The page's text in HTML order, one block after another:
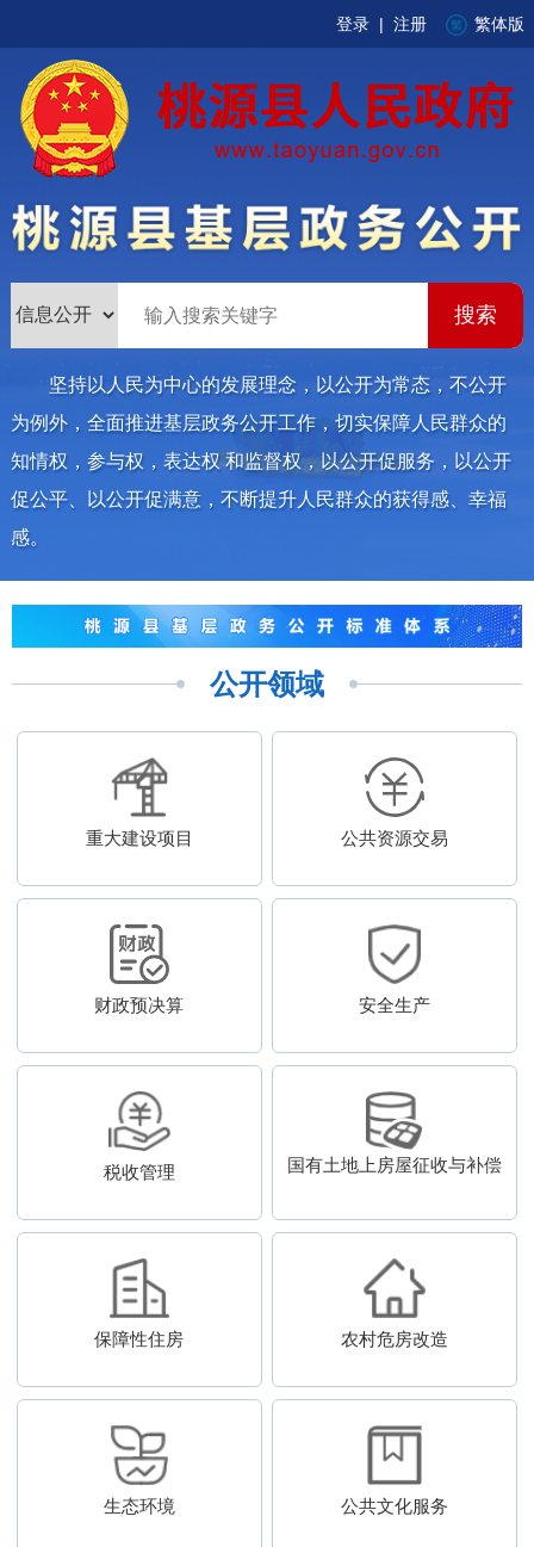
登录 | 注册 繁体版
坚持以人民为中心的发展理念，以公开为常态，不公开
为例外，全面推进基层政务公开工作，切实保障人民群众的
知情权，参与权，表达权 和监督权，以公开促服务，以公开
促公平、以公开促满意，不断提升人民群众的获得感、幸福
感。
公开领域
重大建设项目 公共资源交易
财政预决算 安全生产
税收管理 国有土地上房屋征收与补偿
保障性住房 农村危房改造
生态环境 公共文化服务